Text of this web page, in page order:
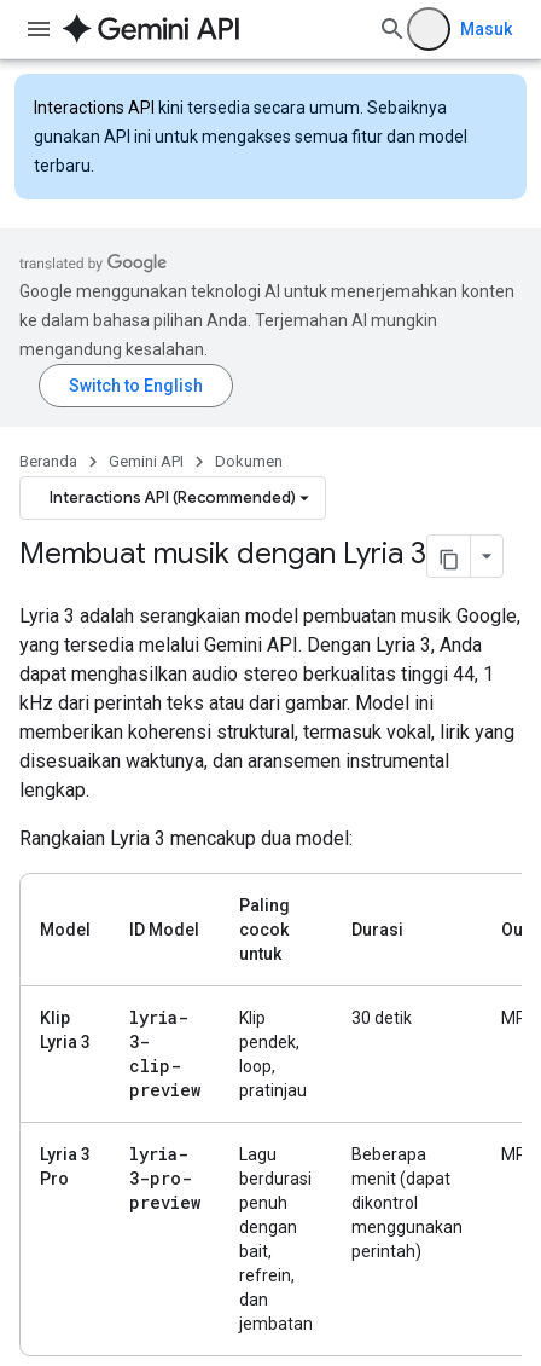
Masuk
Interactions API kini tersedia secara umum. Sebaiknya
gunakan API ini untuk mengakses semua fitur dan model
terbaru.
Google menggunakan teknologi AI untuk menerjemahkan konten
ke dalam bahasa pilihan Anda. Terjemahan AI mungkin
mengandung kesalahan.
Beranda Gemini API Dokumen
Interactions API (Recommended)
Membuat musik dengan Lyria 3
Lyria 3 adalah serangkaian model pembuatan musik Google,
yang tersedia melalui Gemini API. Dengan Lyria 3, Anda
dapat menghasilkan audio stereo berkualitas tinggi 44, 1
kHz dari perintah teks atau dari gambar. Model ini
memberikan koherensi struktural, termasuk vokal, lirik yang
disesuaikan waktunya, dan aransemen instrumental
lengkap.
Rangkaian Lyria 3 mencakup dua model:
Model ID Model
Paling
cocok
untuk
Durasi
Klip
Lyria 3
lyria-
3-
clip-
preview
Klip
pendek,
loop,
pratinjau
30 detik MP3
Lyria 3
Pro
lyria-
3-pro-
preview
Lagu
berdurasi
penuh
dengan
bait,
refrein,
dan
jembatan
Beberapa
menit (dapat
dikontrol
menggunakan
perintah)
MP3